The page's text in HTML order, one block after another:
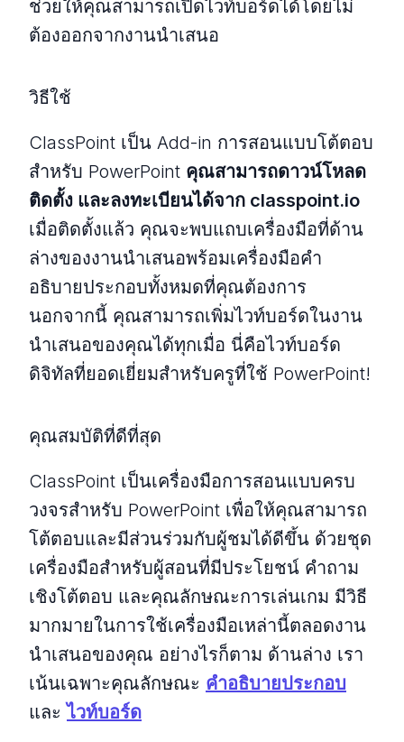
ช่วยให้คุณสามารถเปิดไวท์บอร์ดได้โดยไม่
ต้องออกจากงานนำเสนอ
วิธีใช้
ClassPoint เป็น Add-in การสอนแบบโต้ตอบ
สำหรับ PowerPoint คุณสามารถดาวน์โหลด
ติดตั้ง และลงทะเบียนได้จาก classpoint.io
เมื่อติดตั้งแล้ว คุณจะพบแถบเครื่องมือที่ด้าน
ล่างของงานนำเสนอพร้อมเครื่องมือคำ
อธิบายประกอบทั้งหมดที่คุณต้องการ
นอกจากนี้ คุณสามารถเพิ่มไวท์บอร์ดในงาน
นำเสนอของคุณได้ทุกเมื่อ นี่คือไวท์บอร์ด
ดิจิทัลที่ยอดเยี่ยมสำหรับครูที่ใช้ PowerPoint!
คุณสมบัติที่ดีที่สุด
ClassPoint เป็นเครื่องมือการสอนแบบครบ
วงจรสำหรับ PowerPoint เพื่อให้คุณสามารถ
โต้ตอบและมีส่วนร่วมกับผู้ชมได้ดีขึ้น ด้วยชุด
เครื่องมือสำหรับผู้สอนที่มีประโยชน์ คำถาม
เชิงโต้ตอบ และคุณลักษณะการเล่นเกม มีวิธี
มากมายในการใช้เครื่องมือเหล่านี้ตลอดงาน
นำเสนอของคุณ อย่างไรก็ตาม ด้านล่าง เรา
เน้นเฉพาะคุณลักษณะ คำอธิบายประกอบ
และไวท์บอร์ด